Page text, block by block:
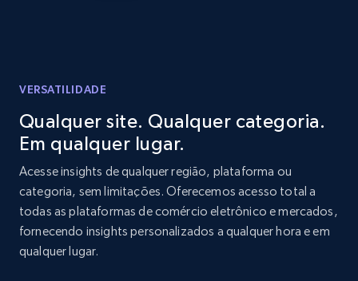
Amazon products global dataset - Collects
products by best sellers category URL
Title, Seller name, Brand, Description, Initial
price, Currency, Availability, Reviews count, and
more.
VERSATILIDADE
Qualquer site. Qualquer categoria.
Em qualquer lugar.
Acesse insights de qualquer região, plataforma ou
categoria, sem limitações. Oferecemos acesso total a
todas as plataformas de comércio eletrônico e mercados,
fornecendo insights personalizados a qualquer hora e em
qualquer lugar.